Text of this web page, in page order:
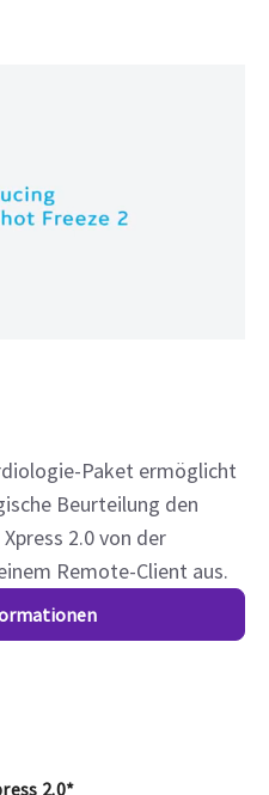
Paket ermöglicht
Beurteilung den
2.0 von der
Remote-Client aus.
2.0*